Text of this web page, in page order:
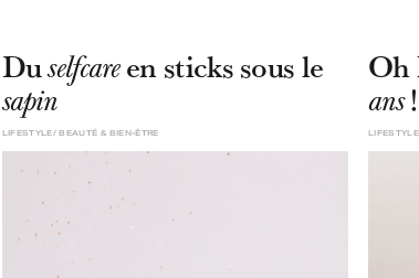
Duselfcareen sticks sous le
sapin
BEAUTÉ & BIEN-ÊTRE
LIFESTYLE
Oh
ans!
LIFESTYLE